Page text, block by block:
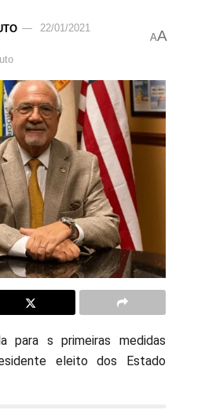
22/01/2021
AA
para s primeiras medidas
eleito dos Estado